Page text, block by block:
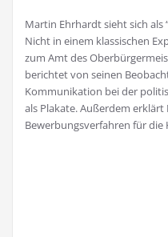
Martin Ehrhardt sieht sich als
Nicht in einem klassischen
zum Amt des
berichtet von seinen
Kommunikation bei der
als Plakate. Außerdem erklärt
Bewerbungsverfahren für